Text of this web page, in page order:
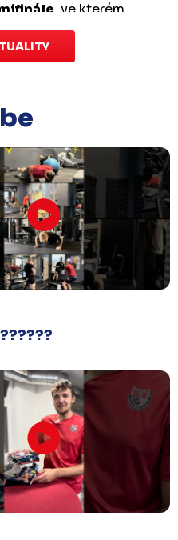
, ve kterém
domácího
zápas se v Kotlině
10. března od
pátý rozhodující
v Kotlině ve středu 18.
je odložen
|Utkání dorostu v
se mělo odehrát v
ve 14:15,je
se v náhradním
|Utkání 32. kola v
mělo původně
bylo z důvodu
odloženo. Kluby se
termínu,
utkají venku
od 18:00 .